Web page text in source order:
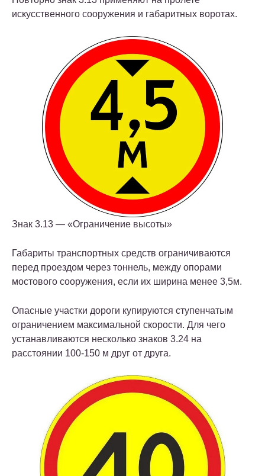
искусственного сооружения и габаритных воротах.
Знак 3.13 — «Ограничение высоты»
Габариты транспортных средств ограничиваются
перед проездом через тоннель, между опорами
мостового сооружения, если их ширина менее 3,5м.
Опасные участки дороги купируются ступенчатым
ограничением максимальной скорости. Для чего
устанавливаются несколько знаков 3.24 на
расстоянии 100-150 м друг от друга.